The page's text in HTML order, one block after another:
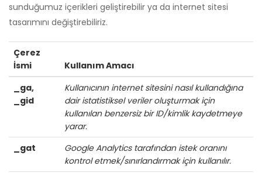
sunduğumuz içerikleri geliştirebilir ya da internet sitesi
tasarımını değiştirebiliriz.
Çerez
İsmi
Kullanım Amacı
_ga,
_gid
Kullanıcının internet sitesini nasıl kullandığına
dair istatistiksel veriler oluşturmak için
kullanılan benzersiz bir ID/kimlik kaydetmeye
yarar.
_gat
Google Analytics tarafından istek oranını
kontrol etmek/sınırlandırmak için kullanılır.